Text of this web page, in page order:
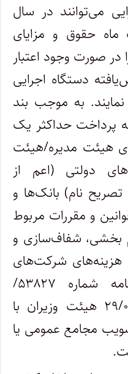
می‌توانند در سال
ماه حقوق و مزایای
در صورت وجود اعتبار
دستگاه اجرایی
به موجب بند
برنامه پرداخت حداکثر یک
هیئت مدیره/هیئت
دولتی (اعم از
نام) بانک‌ها و
و مقررات مربوط
بخشی، شفاف‌سازی و
هزینه‌های شرکت‌های
دولتی موضوع تصویب‌نامه شماره ۵۳۸۲۷/
ت۶۱۲۷۱هـ تاریخ ۲۹/۰۳/۱۴۰۲ هیئت وزیران با
مجامع عمومی یا